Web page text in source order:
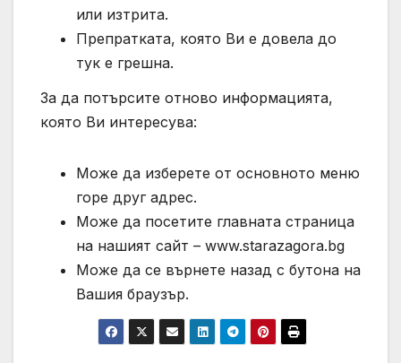
или изтрита.
Препратката, която Ви е довела до
тук е грешна.
За да потърсите отново информацията,
която Ви интересува:
Може да изберете от основното меню
горе друг адрес.
Може да посетите главната страница
на нашият сайт – www.starazagora.bg
Може да се върнете назад с бутона на
Вашия браузър.